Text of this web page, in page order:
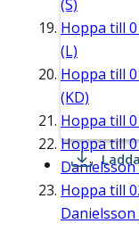
(S)
Hoppa till
(L)
Hoppa till
(KD)
Hoppa till
Hoppa till
Danielsson
Hoppa till
Danielsson